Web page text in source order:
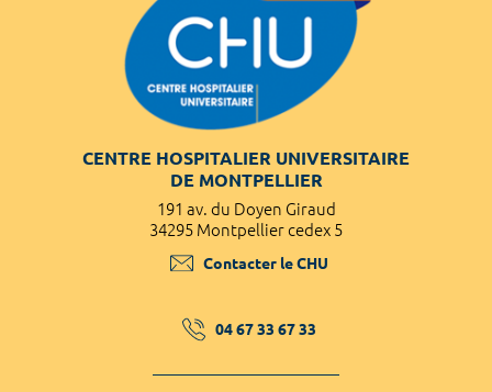
CENTRE HOSPITALIER UNIVERSITAIRE
DE MONTPELLIER
191 av. du Doyen Giraud
34295 Montpellier cedex 5
Contacter le CHU
04 67 33 67 33